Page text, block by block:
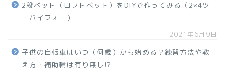
2段ベット（ロフトベット）をDIYで作ってみる（2×4ツ
ーバイフォー）
2021年6月9日
子供の自転車はいつ（何歳）から始める？練習方法や教
え方・補助輪は有り無し!?